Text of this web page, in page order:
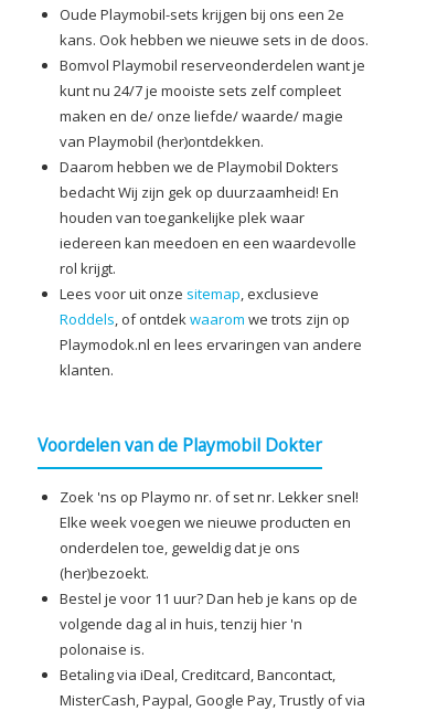
Oude Playmobil-sets krijgen bij ons een 2e
kans. Ook hebben we nieuwe sets in de doos.
Bomvol Playmobil reserveonderdelen want je
kunt nu 24/7 je mooiste sets zelf compleet
maken en de/ onze liefde/ waarde/ magie
van Playmobil (her)ontdekken.
Daarom hebben we de Playmobil Dokters
bedacht Wij zijn gek op duurzaamheid! En
houden van toegankelijke plek waar
iedereen kan meedoen en een waardevolle
rol krijgt.
Lees voor uit onze sitemap, exclusieve
Roddels, of ontdekwaarom we trots zijn op
Playmodok.nl en lees ervaringen van andere
klanten.
Voordelen van de Playmobil Dokter
Zoek 'ns op Playmo nr. of set nr. Lekker snel!
Elke week voegen we nieuwe producten en
onderdelen toe, geweldig dat je ons
(her)bezoekt.
Bestel je voor 11 uur? Dan heb je kans op de
volgende dag al in huis, tenzij hier 'n
polonaise is.
Betaling via iDeal, Creditcard, Bancontact,
MisterCash, Paypal, Google Pay, Trustly of via